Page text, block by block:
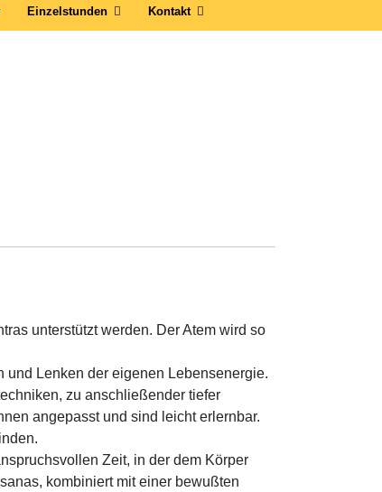
Einzelstunden Kontakt
unterstützt werden. Der Atem wird so
und Lenken der eigenen Lebensenergie.
zu anschließender tiefer
angepasst und sind leicht erlernbar.
Zeit, in der dem Körper
kombiniert mit einer bewußten